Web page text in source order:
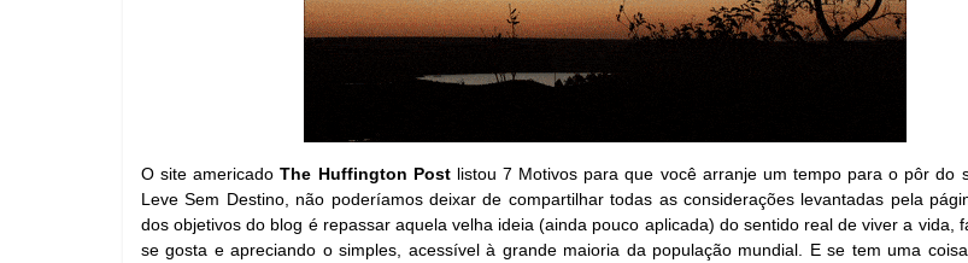
O site americado The Huffington Post listou 7 Motivos para que você arranje um tempo para o pôr do
Leve Sem Destino, não poderíamos deixar de compartilhar todas as considerações levantadas pela
dos objetivos do blog é repassar aquela velha ideia (ainda pouco aplicada) do sentido real de viver a vida,
se gosta e apreciando o simples, acessível à grande maioria da população mundial. E se tem uma